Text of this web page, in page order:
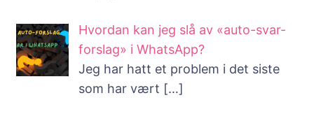
Hvordan kan jeg slå av «auto-svar-
forslag» i WhatsApp?
Jeg har hatt et problem i det siste
som har vært […]